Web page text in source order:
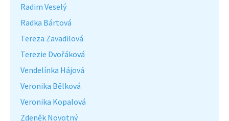
Radim Veselý
Radka Bártová
Tereza Zavadilová
Terezie Dvořáková
Vendelínka Hájová
Veronika Bělková
Veronika Kopalová
Zdeněk Novotný